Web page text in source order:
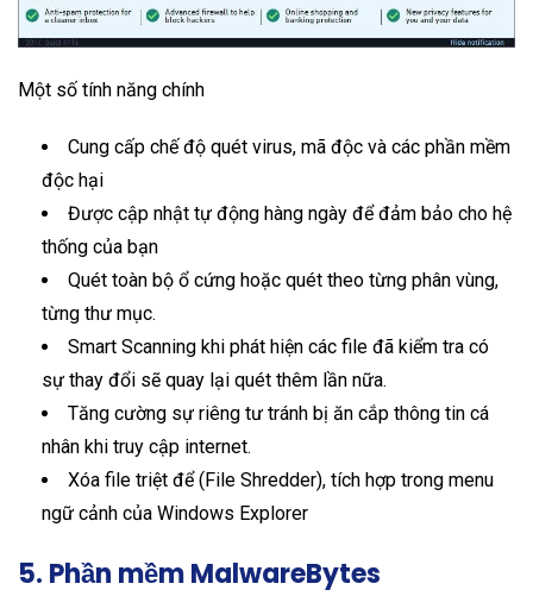
Một số tính năng chính
Cung cấp chế độ quét virus, mã độc và các phần mềm
độc hại
Được cập nhật tự động hàng ngày để đảm bảo cho hệ
thống của bạn
Quét toàn bộ ổ cứng hoặc quét theo từng phân vùng,
từng thư mục.
Smart Scanning khi phát hiện các file đã kiểm tra có
sự thay đổi sẽ quay lại quét thêm lần nữa.
Tăng cường sự riêng tư tránh bị ăn cắp thông tin cá
nhân khi truy cập internet.
Xóa file triệt để (File Shredder), tích hợp trong menu
ngữ cảnh của Windows Explorer
5. Phần mềm MalwareBytes